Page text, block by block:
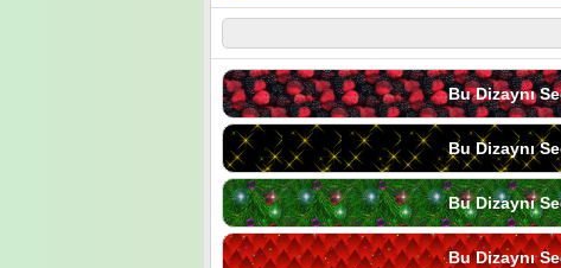
Bu Dizaynı
Bu Dizaynı
Bu Dizaynı
Bu Dizaynı